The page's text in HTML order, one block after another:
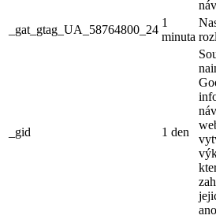
_gat_gtag_UA_58764800_24
1
minuta
_gid 1 den